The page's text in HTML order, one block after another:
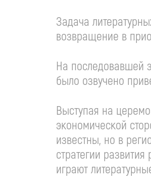
Задача
возвращение в
На последовавшей
было озвучено
Выступая на
экономической
известны, но в
стратегии
играют